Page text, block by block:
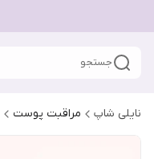
جستجو
نایلی شاپ مراقبت پوست